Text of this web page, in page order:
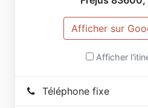
Afficher sur
Afficher
Téléphone fixe